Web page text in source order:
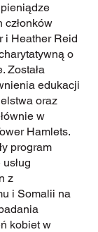
członków
i Heather Reid
o
Została
edukacji
oraz
w
Hamlets.
program
z
i Somalii na
kobiet w